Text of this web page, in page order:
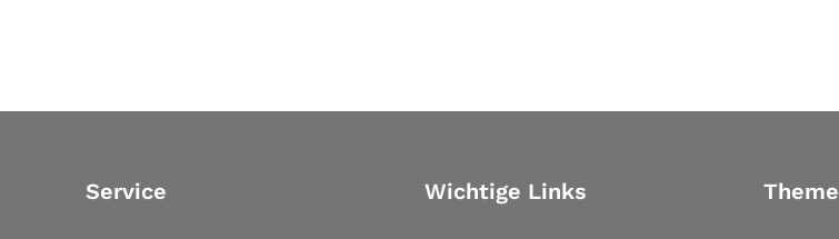
Service Wichtige Links